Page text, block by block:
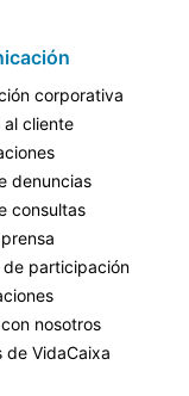
corporativa
al cliente
denuncias
consultas
de participación
nosotros
de VidaCaixa